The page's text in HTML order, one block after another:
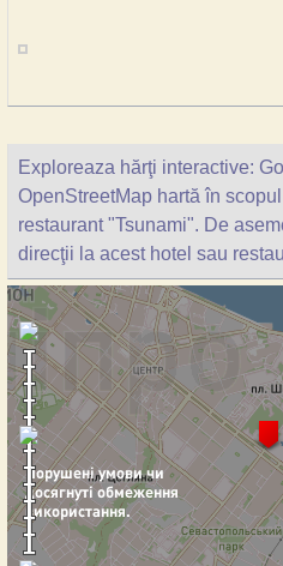
Exploreaza hărţi interactive:
OpenStreetMap hartă în
restaurant "Tsunami". De
direcţii la acest hotel sau